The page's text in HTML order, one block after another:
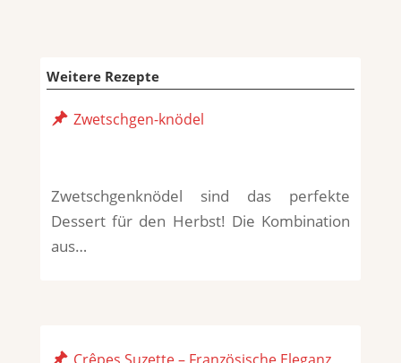
Weitere Rezepte
Zwetschgen-knödel
Zwetschgenknödel sind das perfekte
Dessert für den Herbst! Die Kombination
aus…
Crêpes Suzette – Französische Eleganz